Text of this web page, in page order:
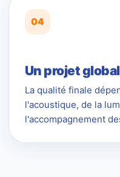
04
Un projet global
La qualité finale
l'acoustique, de la
l'accompagnement